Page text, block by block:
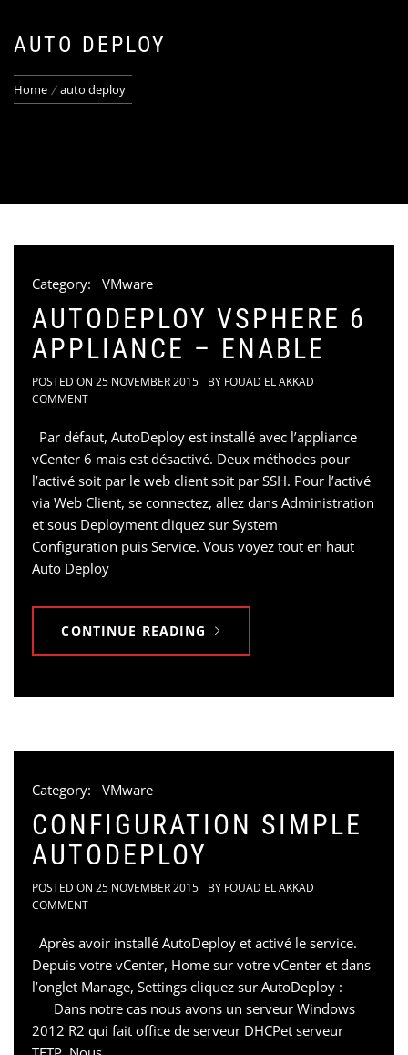
AUTO DEPLOY
Home auto deploy
Category: VMware
AUTODEPLOY VSPHERE 6
APPLIANCE – ENABLE
POSTED ON 25 NOVEMBER 2015 BY FOUAD EL AKKAD
COMMENT
Par défaut, AutoDeploy est installé avec l’appliance
vCenter 6 mais est désactivé. Deux méthodes pour
l’activé soit par le web client soit par SSH. Pour l’activé
via Web Client, se connectez, allez dans Administration
et sous Deployment cliquez sur System
Configuration puis Service. Vous voyez tout en haut
Auto Deploy
CONTINUE READING
Category: VMware
CONFIGURATION SIMPLE
AUTODEPLOY
POSTED ON 25 NOVEMBER 2015 BY FOUAD EL AKKAD
COMMENT
Après avoir installé AutoDeploy et activé le service.
Depuis votre vCenter, Home sur votre vCenter et dans
l’onglet Manage, Settings cliquez sur AutoDeploy :
Dans notre cas nous avons un serveur Windows
2012 R2 qui fait office de serveur DHCPet serveur